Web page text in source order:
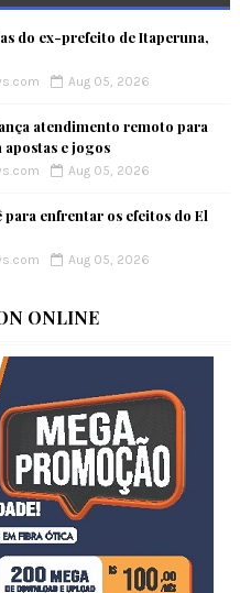
do ex-prefeito de Itaperuna,
Aug 05, 2026
atendimento remoto para
apostas e jogos
Aug 05, 2026
enfrentar os efeitos do El
Aug 05, 2026
ONLINE